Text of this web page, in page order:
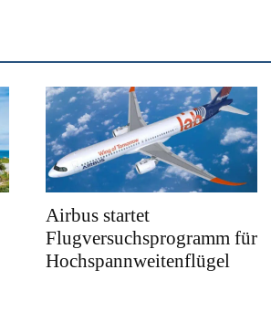
Airbus startet
Flugversuchsprogramm für
Hochspannweitenflügel